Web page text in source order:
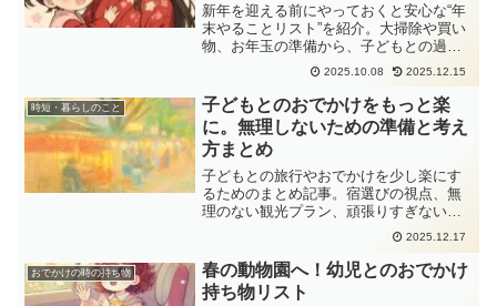
新年を迎える前にやっておくと安心な“年
末やることリスト”を紹介。大掃除や買い
物、お年玉の準備から、子どもとの過ご
し方まで無理なくできるチェックポイン
トをまとめました。
2025.10.08 2025.12.15
時短・暮らしのこと
子どもとのおでかけをもっと楽
に。無理しないための準備と考え
方まとめ
子どもとの旅行やおでかけを少し楽にす
るためのまとめ記事。宿選びの視点、無
理のない観光プラン、頑張りすぎない考
2025.12.17
おでかけの時の持ち物
春の動物園へ！幼児とのおでかけ
持ち物リスト